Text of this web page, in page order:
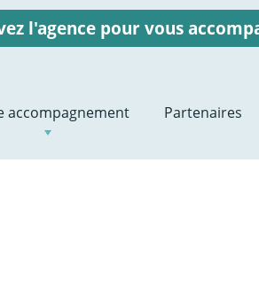
l'agence pour vous
accompagnement Partenaires